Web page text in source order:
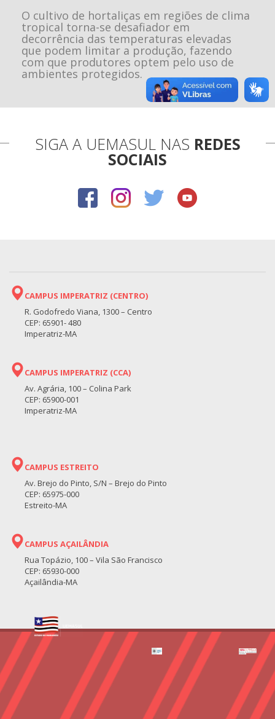
O cultivo de hortaliças em regiões de clima
tropical torna-se desafiador em
decorrência das temperaturas elevadas
que podem limitar a produção, fazendo
com que produtores optem pelo uso de
ambientes protegidos.
SIGA A UEMASUL NAS REDES
SOCIAIS
CAMPUS IMPERATRIZ (CENTRO)
R. Godofredo Viana, 1300 – Centro
CEP: 65901- 480
Imperatriz-MA
CAMPUS IMPERATRIZ (CCA)
Av. Agrária, 100 – Colina Park
CEP: 65900-001
Imperatriz-MA
CAMPUS ESTREITO
Av. Brejo do Pinto, S/N – Brejo do Pinto
CEP: 65975-000
Estreito-MA
CAMPUS AÇAILÂNDIA
Rua Topázio, 100 – Vila São Francisco
CEP: 65930-000
Açailândia-MA